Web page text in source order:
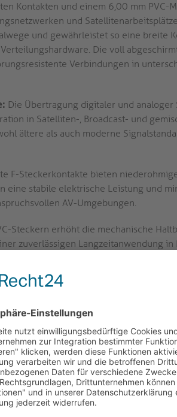
Kontakten und einem 6,00 mm PVC-
und
und gewährleistet so eine breite
Die voll
Verbindungen in
Die Übertragung digitaler und analoger
in Satelliten-, Broadcast- und
ältere als auch moderne
F-Steckerkontakte bieten
eine stabile elektrische Leistung und
AV-Umgebungen.
Steckern erhöht die mechanische
zuverlässigen Langzeitanwendung in
Leiter und dreifache
von >110 dB. Diese
und unterstützt eine robuste AV-
LNBs:Die F-Stecker-zu-F-Stecker-
LNBs und anderer F-
Broadcast- und hybride AV-Setups.
stabile Kontaktstellen und breite